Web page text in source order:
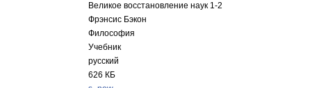
Великое восстановление наук 1-2
Фрэнсис Бэкон
Философия
Учебник
русский
626 КБ